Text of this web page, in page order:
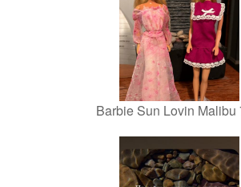
Barbie Sun Lovin Malibu